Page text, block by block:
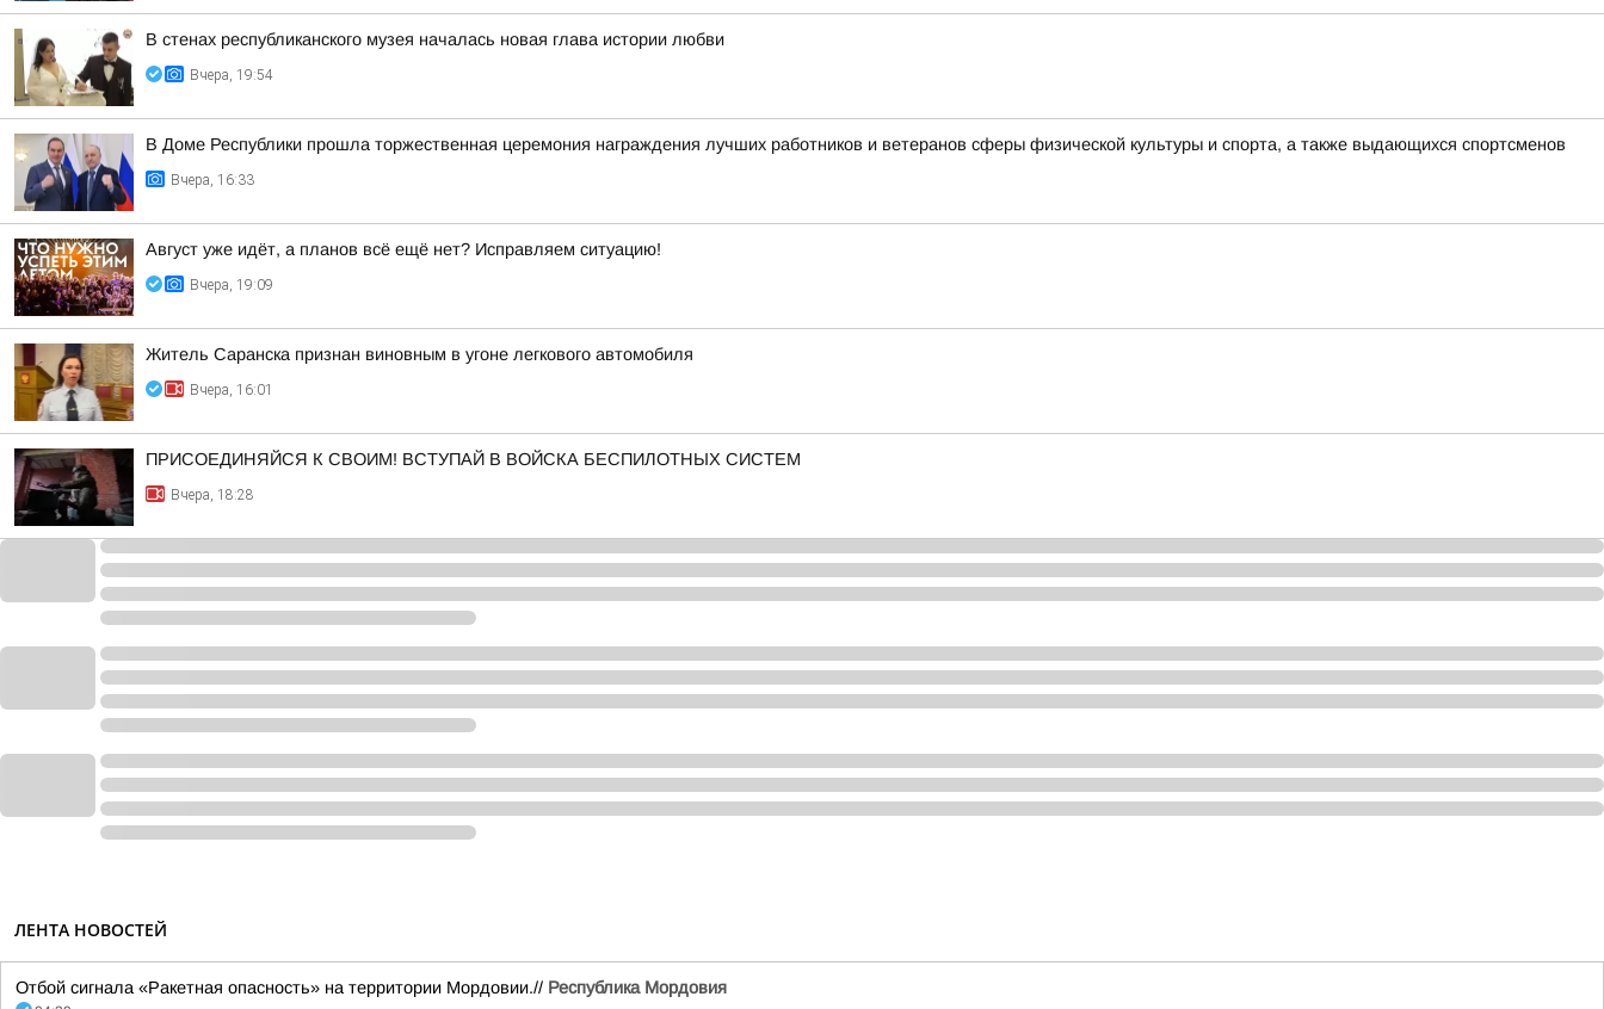
В стенах республиканского музея началась новая глава истории любви
Вчера, 19:54
В Доме Республики прошла торжественная церемония награждения лучших работников и ветеранов сферы физической культуры и спорта, а также выдающихся спортсменов
Вчера, 16:33
Август уже идёт, а планов всё ещё нет? Исправляем ситуацию!
Вчера, 19:09
Житель Саранска признан виновным в угоне легкового автомобиля
Вчера, 16:01
ПРИСОЕДИНЯЙСЯ К СВОИМ! ВСТУПАЙ В ВОЙСКА БЕСПИЛОТНЫХ СИСТЕМ
Вчера, 18:28
ЛЕНТА НОВОСТЕЙ
Отбой сигнала «Ракетная опасность» на территории Мордовии.// Республика Мордовия